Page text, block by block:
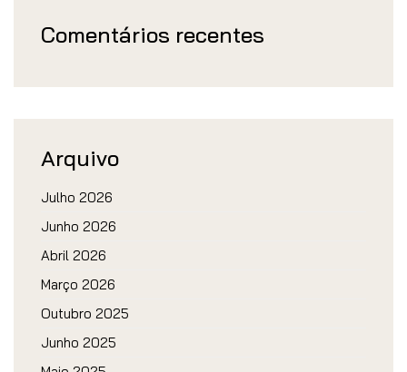
Comentários recentes
Arquivo
Julho 2026
Junho 2026
Abril 2026
Março 2026
Outubro 2025
Junho 2025